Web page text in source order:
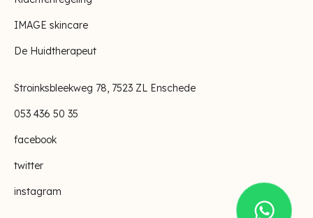
IMAGE skincare
De Huidtherapeut
Stroinksbleekweg 78, 7523 ZL Enschede
053 436 50 35
facebook
twitter
instagram